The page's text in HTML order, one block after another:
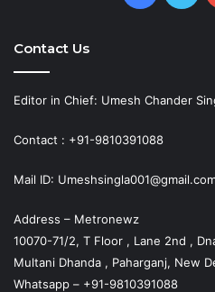
Contact Us
Editor in Chief: Umesh Chander
Contact : +91-9810391088
Mail ID:
Address – Metronewz
10070-71/2, T Floor , Lane 2nd ,
Multani Dhanda , Paharganj, New
Whatsapp – +91-9810391088